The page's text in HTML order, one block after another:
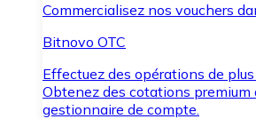
Commercialisez nos vouchers
Bitnovo OTC
Effectuez des opérations de
Obtenez des cotations premium
gestionnaire de compte.